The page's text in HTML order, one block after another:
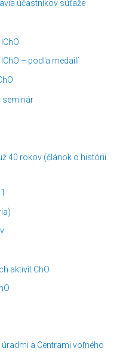
účastníkov súťaže
– podľa medailí
seminár
40 rokov (článok o histórii
aktivít ChO
úradmi a Centrami voľného